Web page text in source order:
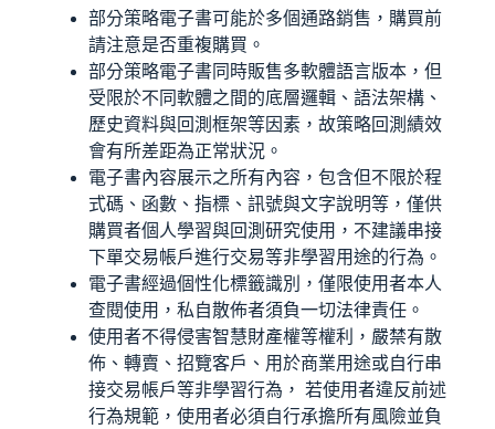
部分策略電子書可能於多個通路銷售，購買前
請注意是否重複購買。
部分策略電子書同時販售多軟體語言版本，但
受限於不同軟體之間的底層邏輯、語法架構、
歷史資料與回測框架等因素，故策略回測績效
會有所差距為正常狀況。
電子書內容展示之所有內容，包含但不限於程
式碼、函數、指標、訊號與文字說明等，僅供
購買者個人學習與回測研究使用，不建議串接
下單交易帳戶進行交易等非學習用途的行為。
電子書經過個性化標籤識別，僅限使用者本人
查閱使用，私自散佈者須負一切法律責任。
使用者不得侵害智慧財產權等權利，嚴禁有散
佈、轉賣、招覽客戶、用於商業用途或自行串
接交易帳戶等非學習行為， 若使用者違反前述
行為規範，使用者必須自行承擔所有風險並負